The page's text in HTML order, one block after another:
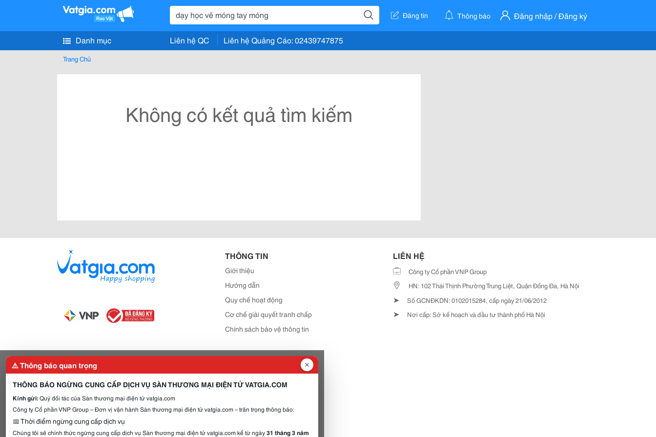
Đăng tin Thông báo Đăng nhập / Đăng ký
Danh mục Liên hệ QC Liên hệ Quảng Cáo: 02439747875
Trang Chủ
Không có kết quả tìm kiếm
THÔNG TIN
Giới thiệu
Hướng dẫn
Quy chế hoạt động
Cơ chế giải quyết tranh chấp
Chính sách bảo vệ thông tin
LIÊN HỆ
Công ty Cổ phần VNP Group
HN: 102 Thái Thịnh Phường Trung Liệt, Quận Đống Đa, Hà Nội
➤ Số GCNĐKDN: 0102015284, cấp ngày 21/06/2012
➤ Nơi cấp: Sở kế hoạch và đầu tư thành phố Hà Nội
⚠️ Thông báo quan trọng
THÔNG BÁO NGỪNG CUNG CẤP DỊCH VỤ SÀN THƯƠNG MẠI ĐIỆN TỬ VATGIA.COM
Kính gửi:Quý đối tác của Sàn thương mại điện tử vatgia.com
Công ty Cổ phần VNP Group – Đơn vị vận hành Sàn thương mại điện tử vatgia.com – trân trọng thông báo:
📅 Thời điểm ngừng cung cấp dịch vụ
Chúng tôi sẽ chính thức ngừng cung cấp dịch vụ Sàn thương mại điện tử vatgia.com kể từ ngày31 tháng 3 năm